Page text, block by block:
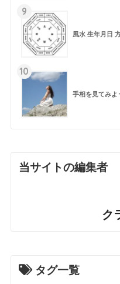
9
風水 生年月日
10
手相を見てみよ
当サイトの編集者
ク
タグ一覧